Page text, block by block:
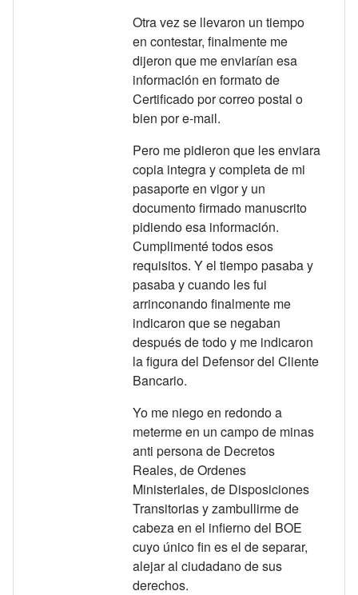
Otra vez se llevaron un tiempo
en contestar, finalmente me
dijeron que me enviarían esa
información en formato de
Certificado por correo postal o
bien por e-mail.
Pero me pidieron que les enviara
copia integra y completa de mi
pasaporte en vigor y un
documento firmado manuscrito
pidiendo esa información.
Cumplimenté todos esos
requisitos. Y el tiempo pasaba y
pasaba y cuando les fui
arrinconando finalmente me
indicaron que se negaban
después de todo y me indicaron
la figura del Defensor del Cliente
Bancario.
Yo me niego en redondo a
meterme en un campo de minas
anti persona de Decretos
Reales, de Ordenes
Ministeriales, de Disposiciones
Transitorias y zambullirme de
cabeza en el infierno del BOE
cuyo único fin es el de separar,
alejar al ciudadano de sus
derechos.